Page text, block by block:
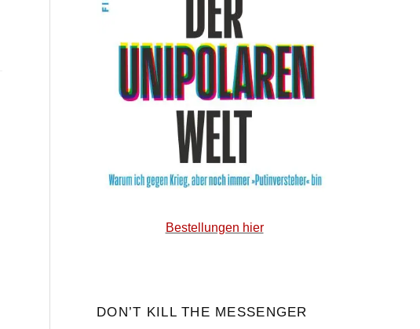
Bestellungen hier
DON’T KILL THE MESSENGER